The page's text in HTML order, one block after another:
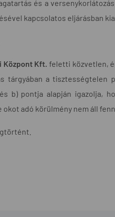
és a versenykorlátozás
kapcsolatos eljárásban
Központ Kft. feletti közvetlen,
tárgyában a tisztességtelen
b) pontja alapján igazolja,
adó körülmény nem áll fenn.